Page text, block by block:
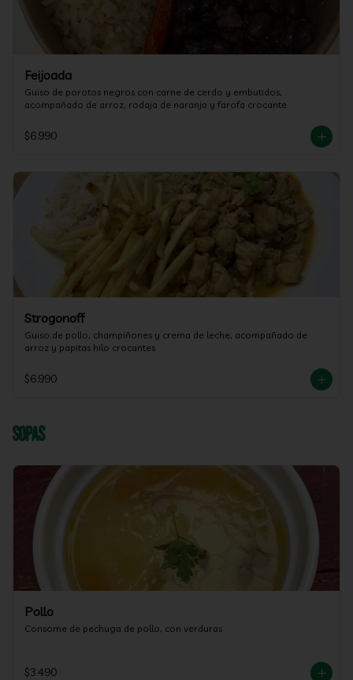
Feijoada
Guiso de porotos negros con carne de cerdo y embutidos,
acompañado de arroz, rodaja de naranja y farofa crocante
$6.990
Strogonoff
Guiso de pollo, champiñones y crema de leche, acompañado de
arroz y papitas hilo crocantes
$6.990
Sopas
Pollo
Consome de pechuga de pollo, con verduras
$3.490